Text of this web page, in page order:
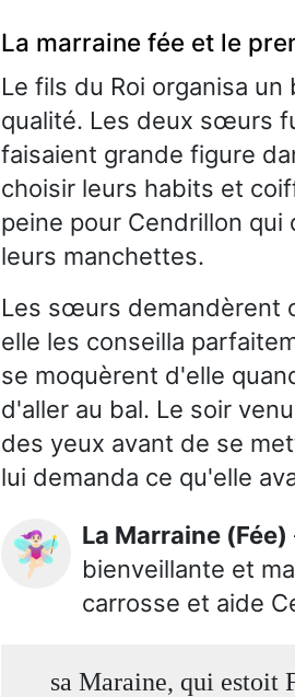
La marraine fée et le
Le fils du Roi organisa
qualité. Les deux sœurs
faisaient grande figure
choisir leurs habits et
peine pour Cendrillon
leurs manchettes.
Les sœurs demandèrent
elle les conseilla
se moquèrent d'elle
d'aller au bal. Le soir
des yeux avant de se
lui demanda ce qu'elle
🧚🏻‍♀️ La Marraine (Fée)
bienveillante et
carrosse et aide
sa Maraine, qui estoit